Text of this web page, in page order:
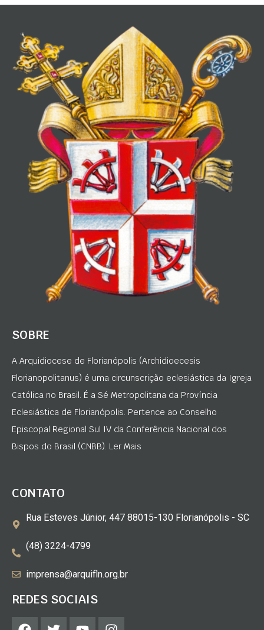
SOBRE
A Arquidiocese de Florianópolis (Archidioecesis
Florianopolitanus) é uma circunscrição eclesiástica da Igreja
Católica no Brasil. É a Sé Metropolitana da Província
Eclesiástica de Florianópolis. Pertence ao Conselho
Episcopal Regional Sul IV da Conferência Nacional dos
Bispos do Brasil (CNBB). Ler Mais
CONTATO
Rua Esteves Júnior, 447 88015-130 Florianópolis - SC
(48) 3224-4799
imprensa@arquifln.org.br
REDES SOCIAIS